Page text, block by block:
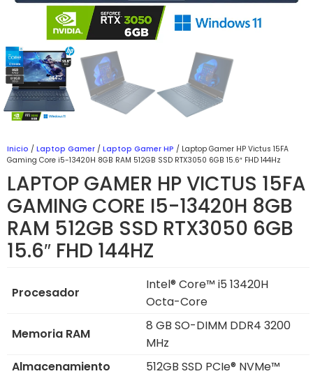
Inicio / Laptop Gamer / Laptop Gamer HP / Laptop Gamer HP Victus 15FA
Gaming Core i5-13420H 8GB RAM 512GB SSD RTX3050 6GB 15.6″ FHD 144Hz
LAPTOP GAMER HP VICTUS 15FA
GAMING CORE I5-13420H 8GB
RAM 512GB SSD RTX3050 6GB
15.6″ FHD 144HZ
Procesador
Intel® Core™ i5 13420H
Octa-Core
Memoria RAM
8 GB SO-DIMM DDR4 3200
MHz
Almacenamiento
512GB SSD PCIe® NVMe™